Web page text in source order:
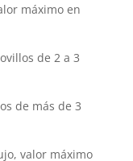
máximo en
de 2 a 3
de más de 3
valor máximo